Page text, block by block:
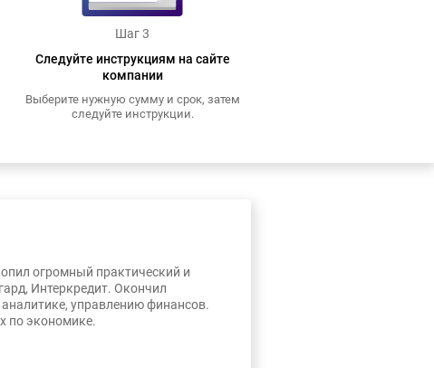
Шаг 3
Следуйте инструкциям на сайте
компании
Выберите нужную сумму и срок, затем
следуйте инструкции.
огромный практический и
Интеркредит. Окончил
управлению финансов.
по экономике.